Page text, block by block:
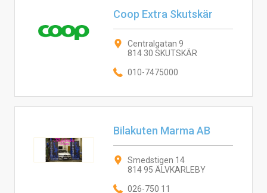
Coop Extra Skutskär
Centralgatan 9
814 30 SKUTSKÄR
010-7475000
Bilakuten Marma AB
Smedstigen 14
814 95 ÄLVKARLEBY
026-750 11